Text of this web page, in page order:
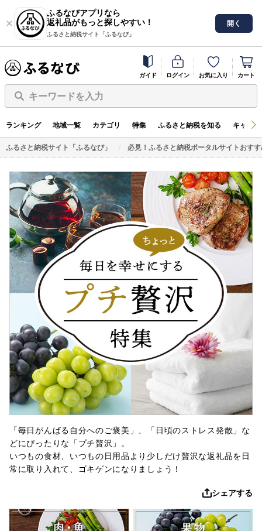
ふるなびアプリなら
返礼品がもっと探しやすい！
ふるさと納税サイト「ふるなび」
開く
ガイド ログイン お気に入り カート
キーワードを入力
ランキング 地域一覧 カテゴリ 特集 ふるさと納税を知る キャン
ふるさと納税サイト「ふるなび」 必見！ふるさと納税ポータルサイトおす
「毎日がんばる自分へのご褒美」、「日頃のストレス発散」な
どにぴったりな「プチ贅沢」。
いつもの食材、いつもの日用品より少しだけ贅沢な返礼品を日
常に取り入れて、ゴキゲンになりましょう！
シェアする